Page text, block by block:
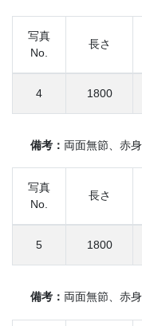
写真
No.
長さ
4 1800
備考： 両面無節、赤
写真
No.
長さ
5 1800
備考： 両面無節、赤